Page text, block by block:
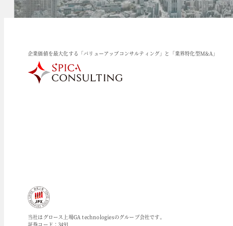
企業価値を最大化する「バリューアップコンサルティング」と「業界特化型M&A」
当社はグロース上場GA technologiesのグループ会社です。
証券コード：3491